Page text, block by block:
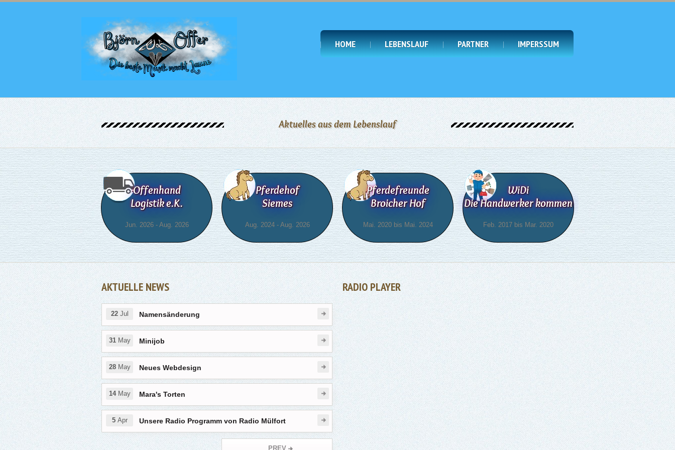
HOME LEBENSLAUF PARTNER IMPERSSUM
Aktuelles aus dem Lebenslauf
Offenhand
Logistik e.K.
Jun. 2026 - Aug. 2026
Pferdehof
Siemes
Aug. 2024 - Aug. 2026
Pferdefreunde
Broicher Hof
Mai. 2020 bis Mai. 2024
WiDi
Die Handwerker kommen
Feb. 2017 bis Mar. 2020
AKTUELLE NEWS
22Jul Namensänderung
31May Minijob
28May Neues Webdesign
14May Mara's Torten
5Apr Unsere Radio Programm von Radio Mülfort
PREV
RADIO PLAYER